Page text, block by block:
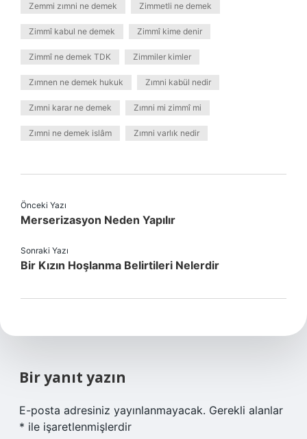
Zemmi zımni ne demek Zimmetli ne demek
Zimmî kabul ne demek Zimmî kime denir
Zimmî ne demek TDK Zimmiler kimler
Zımnen ne demek hukuk Zımni kabül nedir
Zımni karar ne demek Zımni mi zimmî mi
Zımni ne demek islâm Zımni varlık nedir
Önceki Yazı
Merserizasyon Neden Yapılır
Sonraki Yazı
Bir Kızın Hoşlanma Belirtileri Nelerdir
Bir yanıt yazın
E-posta adresiniz yayınlanmayacak. Gerekli alanlar
* ile işaretlenmişlerdir